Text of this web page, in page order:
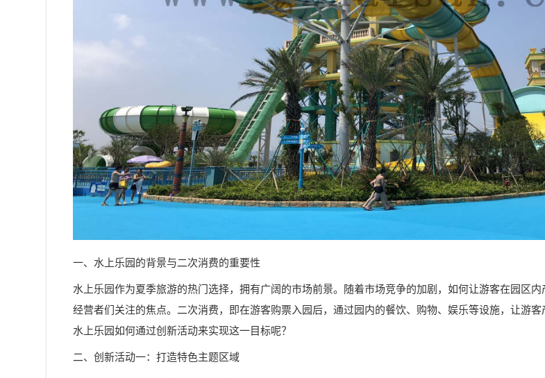
一、水上乐园的背景与二次消费的重要性
水上乐园作为夏季旅游的热门选择，拥有广阔的市场前景。随着市场竞争的加剧，如何让游客在园区内
经营者们关注的焦点。二次消费，即在游客购票入园后，通过园内的餐饮、购物、娱乐等设施，让游客
水上乐园如何通过创新活动来实现这一目标呢？
二、创新活动一：打造特色主题区域